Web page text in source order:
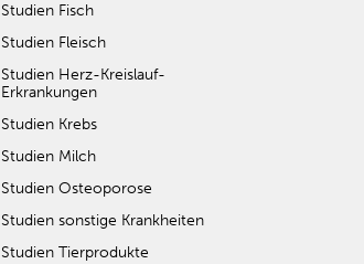
Studien Fisch
Studien Fleisch
Studien Herz-Kreislauf-
Erkrankungen
Studien Krebs
Studien Milch
Studien Osteoporose
Studien sonstige Krankheiten
Studien Tierprodukte